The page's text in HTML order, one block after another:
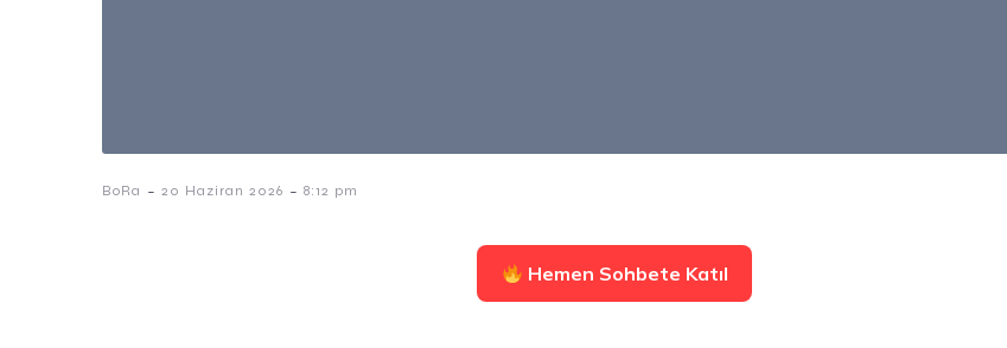
BoRa - 20 Haziran 2026 - 8:12 pm
Hemen Sohbete Katıl